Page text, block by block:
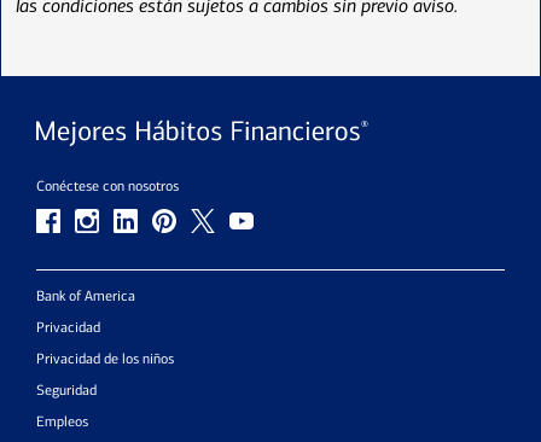
las condiciones están sujetos a cambios sin previo aviso.
Conéctese con nosotros
Bank of America
Privacidad
Privacidad de los niños
Seguridad
Empleos